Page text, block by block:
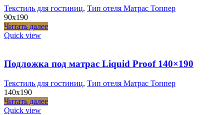
Текстиль для гостиниц, Тип отеля Матрас Топпер
90x190
Читать далее
Quick view
Подложка под матрас Liquid Proof 140×190
Текстиль для гостиниц, Тип отеля Матрас Топпер
140x190
Читать далее
Quick view